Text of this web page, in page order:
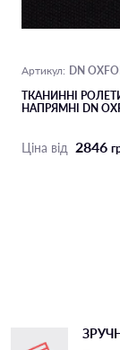
Артикул: DN
ТКАНИННІ
НАПРЯМНІ DN
Ціна від 2846